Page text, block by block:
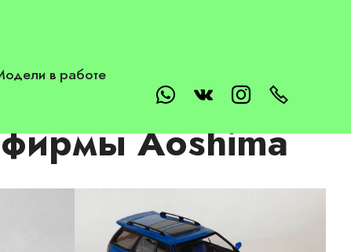
в работе
Aoshima